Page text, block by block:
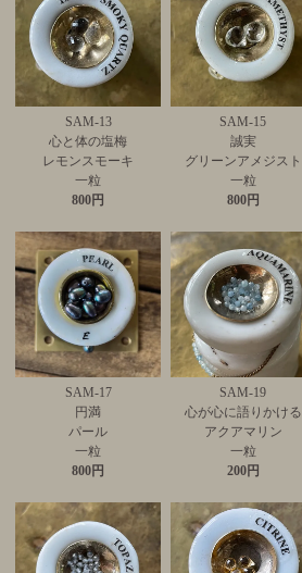
SAM-13
心と体の塩梅
レモンスモーキ
一粒
800円
SAM-15
誠実
グリーンアメジスト
一粒
800円
SAM-17
円満
パール
一粒
800円
SAM-19
心が心に語りかける
アクアマリン
一粒
200円